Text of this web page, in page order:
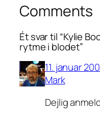
Comments
Ét svar til “Kylie
rytme i blodet”
11. januar
Mark
Dejlig